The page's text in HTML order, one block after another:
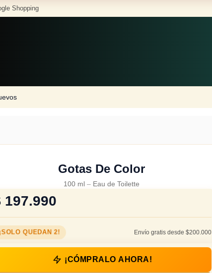
Shopping
Gotas De Color
100 ml – Eau de Toilette
197.990
QUEDAN 2! Envío gratis desde $200.000
¡CÓMPRALO AHORA!